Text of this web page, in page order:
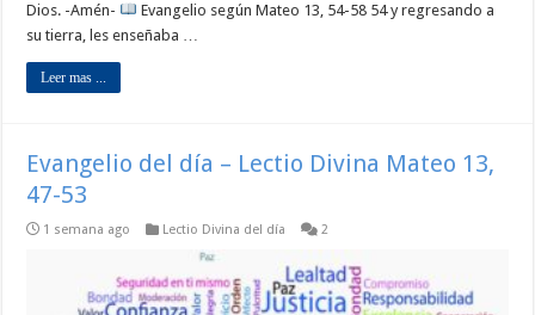
Dios. -Amén-
Evangelio según Mateo 13, 54-58 54 y regresando a
su tierra, les enseñaba …
Leer mas ...
Evangelio del día – Lectio Divina Mateo 13,
47-53
1 semana ago Lectio Divina del día 2